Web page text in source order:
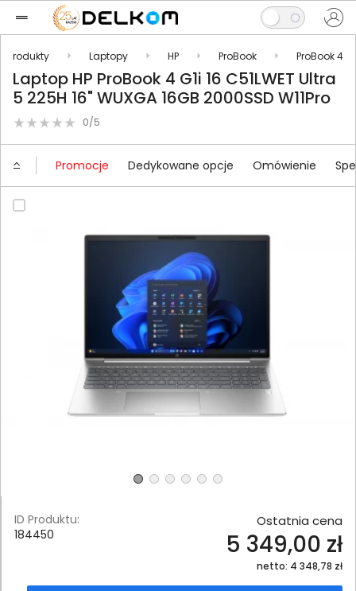
Produkty Laptopy HP ProBook ProBook 4
Laptop HP ProBook 4 G1i 16 C51LWET Ultra
5 225H 16" WUXGA 16GB 2000SSD W11Pro
0/5
Promocje Dedykowane opcje Omówienie
ID Produktu:
184450
Ostatnia cena
5 349,00 zł
netto: 4 348,78 zł